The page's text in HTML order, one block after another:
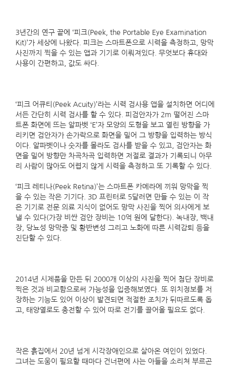
3년간의 연구 끝에 ‘피크(Peek, the Portable Eye Examination
Kit)’가 세상에 나왔다. 피크는 스마트폰으로 시력을 측정하고, 망막
사진까지 찍을 수 있는 앱과 기기로 이뤄져있다. 무엇보다 휴대와
사용이 간편하고, 값도 싸다.
‘피크 어큐티(Peek Acuity)’라는 시력 검사용 앱을 설치하면 어디에
서든 간단히 시력 검사를 할 수 있다. 피검안자가 2m 떨어진 스마
트폰 화면에 뜨는 알파벳 ‘E’자 모양의 도형을 보고 열린 방향을 가
리키면 검안자가 손가락으로 화면을 밀어 그 방향을 입력하는 방식
이다. 알파벳이나 숫자를 몰라도 검사를 받을 수 있고, 검안자는 화
면을 밀어 방향만 차곡차곡 입력하면 저절로 결과가 기록되니 아무
리 사람이 많아도 어렵지 않게 시력을 측정하고 또 기록할 수 있다.
‘피크 레티나(Peek Retina)’는 스마트폰 카메라에 끼워 망막을 찍
을 수 있는 작은 기기다. 3D 프린터로 5달러면 만들 수 있는 이 작
은 기기로 전문 의료 지식이 없어도 망막 사진을 찍어 의사에게 보
낼 수 있다(가장 비싼 검안 장비는 10억 원에 달한다). 녹내장, 백내
장, 당뇨성 망막증 및 황반변성 그리고 노화에 따른 시력감퇴 등을
진단할 수 있다.
2014년 시제품을 만든 뒤 2000개 이상의 사진을 찍어 첨단 장비로
찍은 것과 비교함으로써 가능성을 입증해보였다. 또 위치정보를 저
장하는 기능도 있어 이상이 발견되면 적절한 조치가 뒤따르도록 돕
고, 태양열로도 충전할 수 있어 따로 전기를 끌어올 필요도 없다.
작은 흙집에서 20년 넘게 시각장애인으로 살아온 여인이 있었다.
그녀는 도움이 필요할 때마다 건너편에 사는 아들을 소리쳐 부르곤